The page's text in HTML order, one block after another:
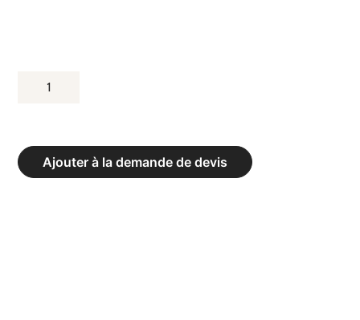
Ajouter à la demande de devis
QUANTITÉ
SKI
ACTIVE-